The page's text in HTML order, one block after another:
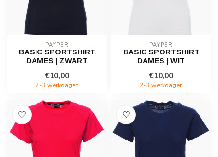
PAYPER
BASIC SPORTSHIRT
DAMES | ZWART
€10,00
2-3 werkdagen
PAYPER
BASIC SPORTSHIRT
DAMES | WIT
€10,00
2-3 werkdagen